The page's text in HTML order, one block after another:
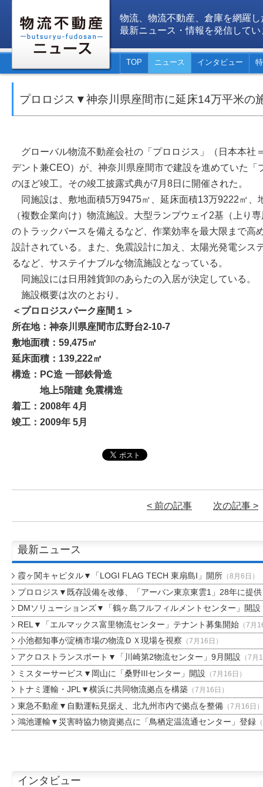
物流、物流不動産、倉庫を網羅し
最新ニュース・情報を発信してい
TOP ニュース インタビュー
プロロジス▼神奈川県座間市に延床14万平米の
グローバル物流不動産会社の「プロロジス」（日本本社
デント兼CEO）が、神奈川県座間市で建設を進めていた「
のほど竣工。その竣工披露式典が7月8日に開催された。
同施設は、敷地面積5万9475㎡、延床面積13万9222㎡、
（複数企業向け）物流施設。大型ランプウェイ2基（上り
のトラックバースを備えるなど、作業効率を最大限まで高
設計されている。また、免震設計に加え、太陽光発電シス
るなど、サステイナブルな物流施設となっている。
同施設には日用雑貨卸のあらたの入居が決定している。
施設概要は次のとおり。
＜プロロジスパーク座間１＞
所在地：神奈川県座間市広野台2-10-7
敷地面積：59,475㎡
延床面積：139,222㎡
構造：PC造 一部鉄骨造
地上5階建 免震構造
着工：2008年 4月
竣工：2009年 5月
< 前の記事 次の記事 >
最新ニュース
霞ヶ関キャピタル▼「LOGI FLAG TECH 東扇島I」開所（8月6日）
プロロジス▼既存設備を改修、「アーバン東京東雲1」28年に提供
DMソリューションズ▼「鶴ヶ島フルフィルメントセンター」開設
REL▼「エルマックス富里物流センター」テナント募集開始（7月
小池都知事が淀橋市場の物流ＤＸ現場を視察 （7月16日）
アクロストランスポート▼「川崎第2物流センター」9月開設 （7月
ミスターサービス▼岡山に「桑野IIIセンター」開設 （7月16日）
トナミ運輸・JPL▼横浜に共同物流拠点を構築（7月16日）
東急不動産▼自動運転見据え、北九州市内で拠点を整備（7月16日）
鴻池運輸▼災害時協力物資拠点に「鳥栖定温流通センター」登録
インタビュー